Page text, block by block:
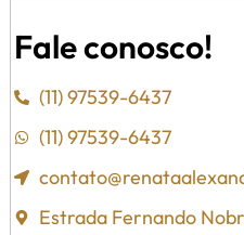
Fale conosco!
(11) 97539-6437
(11) 97539-6437
Estrada Fernando